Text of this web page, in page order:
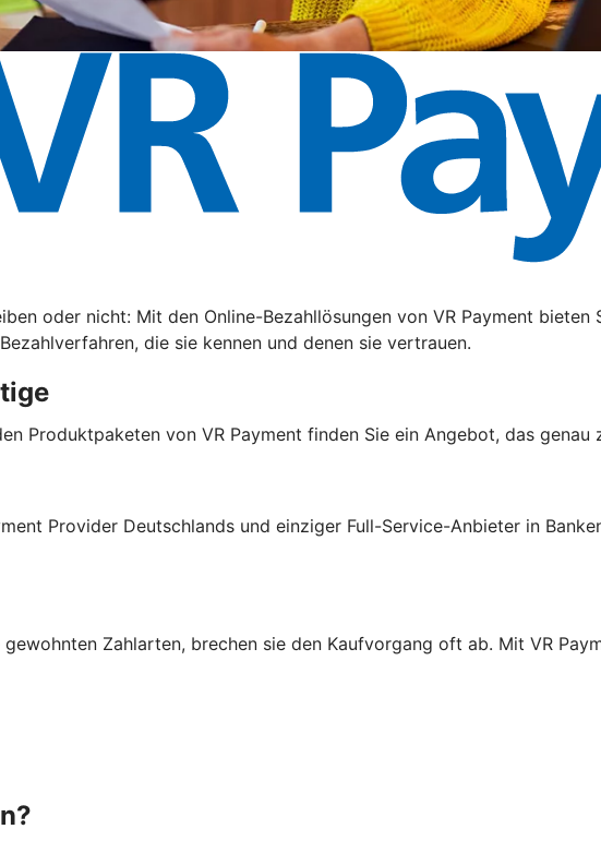
oder nicht: Mit den Online-Bezahllösungen von VR Payment
die sie kennen und denen sie vertrauen.
Produktpaketen von VR Payment finden Sie ein Angebot, das genau
Provider Deutschlands und einziger Full-Service-Anbieter in
gewohnten Zahlarten, brechen sie den Kaufvorgang oft ab. Mit VR